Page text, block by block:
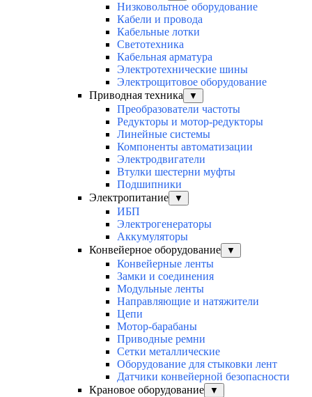
Низковольтное оборудование
Кабели и провода
Кабельные лотки
Светотехника
Кабельная арматура
Электротехнические шины
Электрощитовое оборудование
Приводная техника
▼
Преобразователи частоты
Редукторы и мотор-редукторы
Линейные системы
Компоненты автоматизации
Электродвигатели
Втулки шестерни муфты
Подшипники
Электропитание
▼
ИБП
Электрогенераторы
Аккумуляторы
Конвейерное оборудование
▼
Конвейерные ленты
Замки и соединения
Модульные ленты
Направляющие и натяжители
Цепи
Мотор-барабаны
Приводные ремни
Сетки металлические
Оборудование для стыковки лент
Датчики конвейерной безопасности
Крановое оборудование
▼